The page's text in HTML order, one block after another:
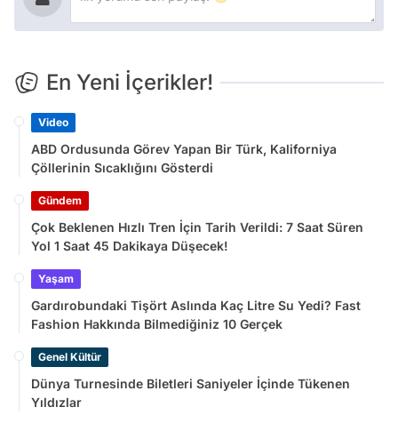
En Yeni İçerikler!
Video
ABD Ordusunda Görev Yapan Bir Türk, Kaliforniya
Çöllerinin Sıcaklığını Gösterdi
Gündem
Çok Beklenen Hızlı Tren İçin Tarih Verildi: 7 Saat Süren
Yol 1 Saat 45 Dakikaya Düşecek!
Yaşam
Gardırobundaki Tişört Aslında Kaç Litre Su Yedi? Fast
Fashion Hakkında Bilmediğiniz 10 Gerçek
Genel Kültür
Dünya Turnesinde Biletleri Saniyeler İçinde Tükenen
Yıldızlar